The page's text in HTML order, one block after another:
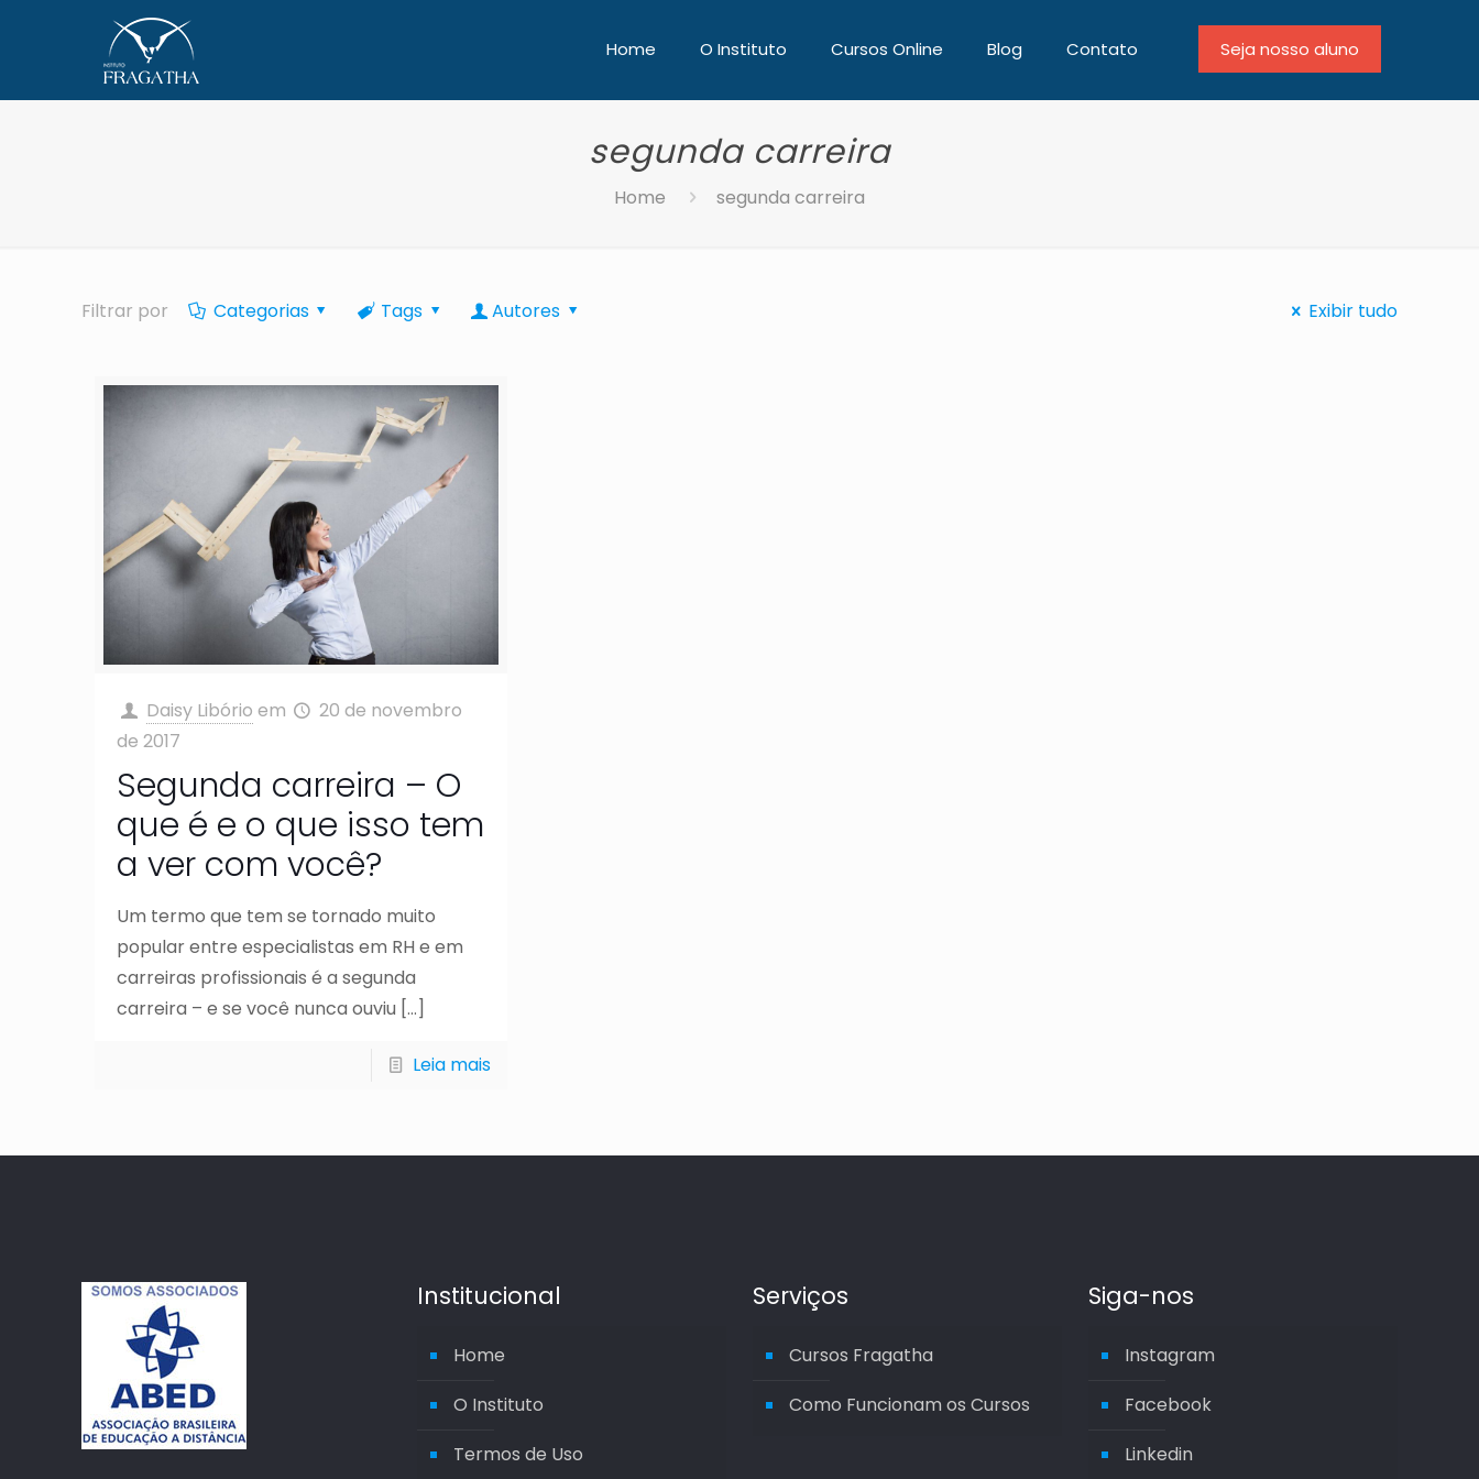
Home O Instituto Cursos Online Blog Contato Seja nosso aluno
segunda carreira
Home segunda carreira
Filtrar por Categorias Tags Autores Exibir tudo
Daisy Libório em
20 de novembro
de 2017
Segunda carreira – O
que é e o que isso tem
a ver com você?
Um termo que tem se tornado muito
popular entre especialistas em RH e em
carreiras profissionais é a segunda
carreira – e se você nunca ouviu […]
Leia mais
Institucional
Home
O Instituto
Termos de Uso
Serviços
Cursos Fragatha
Como Funcionam os Cursos
Siga-nos
Instagram
Facebook
Linkedin